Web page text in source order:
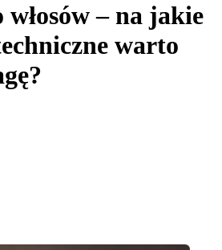
włosów – na jakie
warto